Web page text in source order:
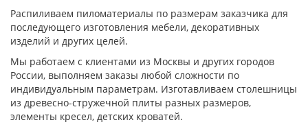
Распиливаем пиломатериалы по размерам заказчика для
последующего изготовления мебели, декоративных
изделий и других целей.
Мы работаем с клиентами из Москвы и других городов
России, выполняем заказы любой сложности по
индивидуальным параметрам. Изготавливаем столешницы
из древесно-стружечной плиты разных размеров,
элементы кресел, детских кроватей.